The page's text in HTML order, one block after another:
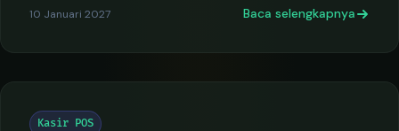
10 Januari 2027 Baca selengkapnya
Kasir POS